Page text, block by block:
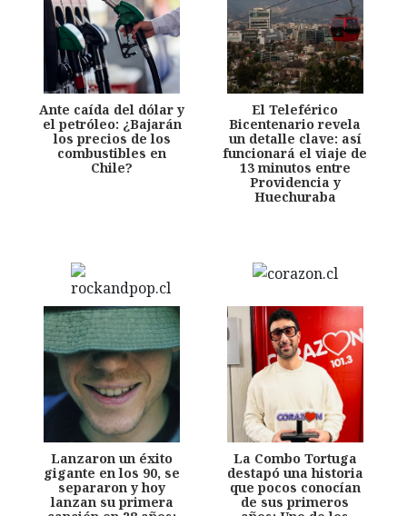
Ante caída del dólar y
el petróleo: ¿Bajarán
los precios de los
combustibles en
Chile?
El Teleférico
Bicentenario revela
un detalle clave: así
funcionará el viaje de
13 minutos entre
Providencia y
Huechuraba
Lanzaron un éxito
gigante en los 90, se
separaron y hoy
lanzan su primera
La Combo Tortuga
destapó una historia
que pocos conocían
de sus primeros